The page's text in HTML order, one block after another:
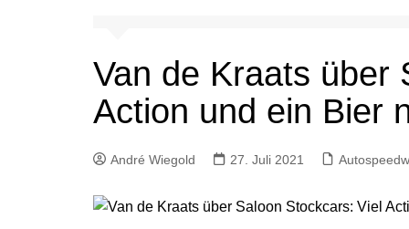
NASCAR Truck Series
NASCAR Euro Series
NASCAR Brasil Series
NASCAR Mexico Series
Van de Kraats über
Action und ein Bier
André Wiegold 27. Juli 2021